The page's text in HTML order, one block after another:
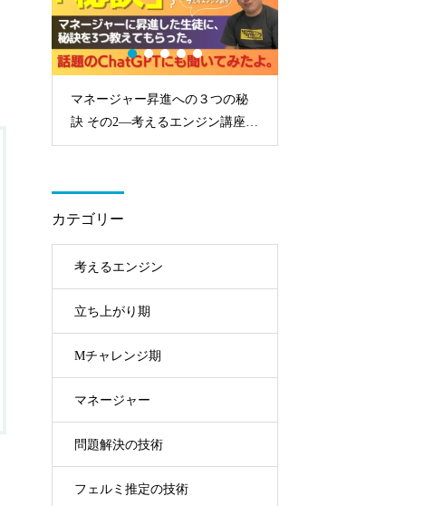
マネージャー昇進への３つの秘
訣 その2—考えるエンジン講座受
講生に聞きました
カテゴリー
考えるエンジン
立ち上がり期
Mチャレンジ期
マネージャー
問題解決の技術
フェルミ推定の技術